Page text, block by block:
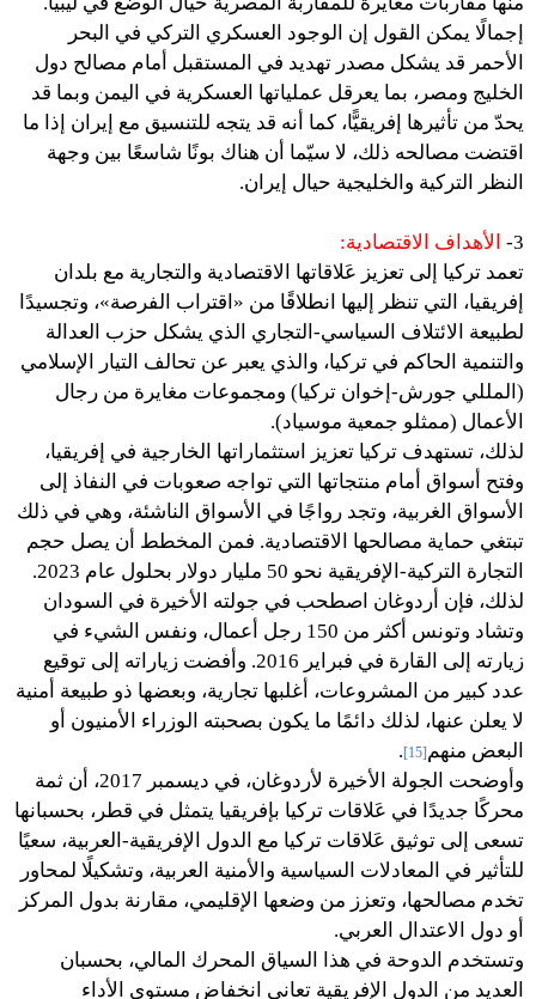
إجمالًا يمكن القول إن الوجود العسكري التركي في البحر
الأحمر قد يشكل مصدر تهديد في المستقبل أمام مصالح دول
الخليج ومصر، بما يعرقل عملياتها العسكرية في اليمن وبما قد
يحدّ من تأثيرها إفريقيًّا، كما أنه قد يتجه للتنسيق مع إيران إذا ما
اقتضت مصالحه ذلك، لا سيّما أن هناك بونًا شاسعًا بين وجهة
النظر التركية والخليجية حيال إيران.
3-
الأهداف الاقتصادية:
تعمد تركيا إلى تعزيز عَلاقاتها الاقتصادية والتجارية مع بلدان
إفريقيا، التي تنظر إليها انطلاقًا من «اقتراب الفرصة»، وتجسيدًا
لطبيعة الائتلاف السياسي-التجاري الذي يشكل حزب العدالة
والتنمية الحاكم في تركيا، والذي يعبر عن تحالف التيار الإسلامي
(المللي جورش-إخوان تركيا) ومجموعات مغايرة من رجال
الأعمال (ممثلو جمعية موسياد).
لذلك، تستهدف تركيا تعزيز استثماراتها الخارجية في إفريقيا،
وفتح أسواق أمام منتجاتها التي تواجه صعوبات في النفاذ إلى
الأسواق الغربية، وتجد رواجًا في الأسواق الناشئة، وهي في ذلك
تبتغي حماية مصالحها الاقتصادية. فمن المخطط أن يصل حجم
التجارة التركية-الإفريقية نحو 50 مليار دولار بحلول عام 2023.
لذلك، فإن أردوغان اصطحب في جولته الأخيرة في السودان
وتشاد وتونس أكثر من 150 رجل أعمال، ونفس الشيء في
زيارته إلى القارة في فبراير 2016. وأفضت زياراته إلى توقيع
عدد كبير من المشروعات، أغلبها تجارية، وبعضها ذو طبيعة أمنية
لا يعلن عنها، لذلك دائمًا ما يكون بصحبته الوزراء الأمنيون أو
البعض منهم [15]
.
وأوضحت الجولة الأخيرة لأردوغان، في ديسمبر 2017، أن ثمة
محركًا جديدًا في عَلاقات تركيا بإفريقيا يتمثل في قطر، بحسبانها
تسعى إلى توثيق عَلاقات تركيا مع الدول الإفريقية-العربية، سعيًا
للتأثير في المعادلات السياسية والأمنية العربية، وتشكيلًا لمحاور
تخدم مصالحها، وتعزز من وضعها الإقليمي، مقارنة بدول المركز
أو دول الاعتدال العربي.
وتستخدم الدوحة في هذا السياق المحرك المالي، بحسبان
العديد من الدول الإفريقية تعاني انخفاض مستوى الأداء